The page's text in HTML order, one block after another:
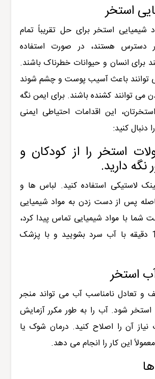
استخر
شیمیایی استخر برای حل تقریباً تمام
دسترس هستند، در صورت استفاده
برای انسان و حیوانات خطرناک باشند.
توانند باعث آسیب پوست و چشم شوند
می توانند کشنده باشند. برای ایمن نگه
این اقدامات احتیاطی ایمنی
دنبال کنید:
استخر را از کودکان و
نگه دارید.
لاستیکی استفاده کنید. لباس ها و
پس از دست زدن به مواد شیمیایی
شما با مواد شیمیایی تماس پیدا کرد،
فوراً به مدت 15 دقیقه با آب سرد بشویید و با پزشک
استخر
و تعادل نامناسب آب می تواند منجر
شود. آب را به طور مکرر آزمایش
آن را اصلاح کنید. درمان شوک یا
این کار را انجام می دهد.